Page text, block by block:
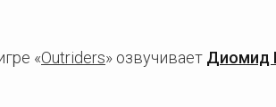
«Outriders» озвучивает Диомид